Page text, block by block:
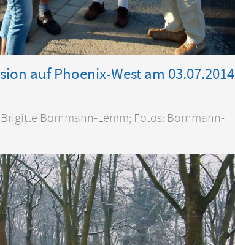
auf Phoenix-West am 03.07.2014
Bornmann-Lemm; Fotos: Bornmann-